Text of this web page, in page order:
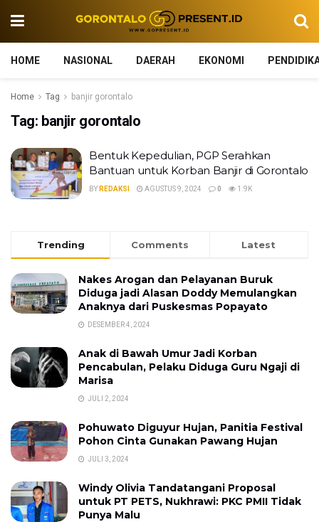
HOME NASIONAL DAERAH EKONOMI
Home Tag banjir gorontalo
Tag: banjir gorontalo
Bentuk Kepedulian, PGP Serahkan
Bantuan untuk Korban Banjir di Gorontalo
BY REDAKSI AGUSTUS 9, 2024 0 1.9K
Trending Comments Latest
Nakes Arogan dan Pelayanan Buruk
Diduga jadi Alasan Doddy Memulangkan
Anaknya dari Puskesmas Popayato
DESEMBER 4, 2024
Anak di Bawah Umur Jadi Korban
Pencabulan, Pelaku Diduga Guru Ngaji di
Marisa
JULI 2, 2024
Pohuwato Diguyur Hujan, Panitia Festival
Pohon Cinta Gunakan Pawang Hujan
JULI 3, 2024
Windy Olivia Tandatangani Proposal
untuk PT PETS, Nukhrawi: PKC PMII Tidak
Punya Malu